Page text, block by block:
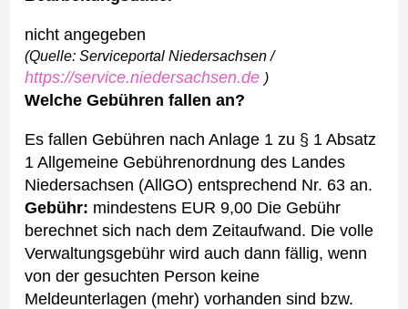
nicht angegeben
(Quelle: Serviceportal Niedersachsen /
https://service.niedersachsen.de )
Welche Gebühren fallen an?
Es fallen Gebühren nach Anlage 1 zu § 1 Absatz
1 Allgemeine Gebührenordnung des Landes
Niedersachsen (AllGO) entsprechend Nr. 63 an.
Gebühr: mindestens EUR 9,00 Die Gebühr
berechnet sich nach dem Zeitaufwand. Die volle
Verwaltungsgebühr wird auch dann fällig, wenn
von der gesuchten Person keine
Meldeunterlagen (mehr) vorhanden sind bzw.